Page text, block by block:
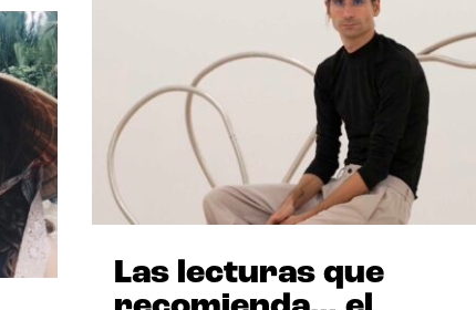
Las lecturas que